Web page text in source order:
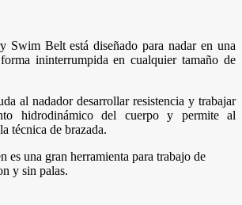
Swim Belt está diseñado para nadar en una
ininterrumpida en cualquier tamaño de
al nadador desarrollar resistencia y trabajar
hidrodinámico del cuerpo y permite al
técnica de brazada.
es una gran herramienta para trabajo de
y sin palas.